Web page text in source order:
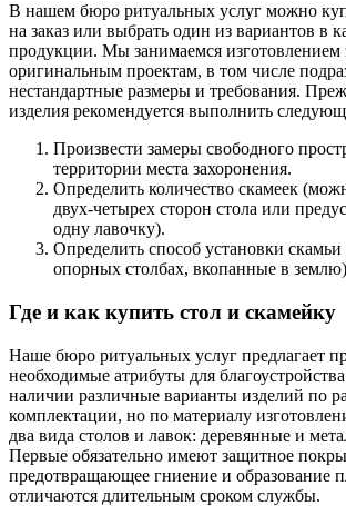
В нашем бюро ритуальных услуг можно
на заказ или выбрать один из вариантов в
продукции. Мы занимаемся изготовлением
оригинальным проектам, в том числе
нестандартные размеры и требования.
изделия рекомендуется выполнить
Произвести замеры свободного
территории места захоронения.
Определить количество скамеек
двух-четырех сторон стола или
одну лавочку).
Определить способ установки скамьи
опорных столбах, вкопанные в
Где и как купить стол и скамейку
Наше бюро ритуальных услуг предлагает
необходимые атрибуты для
наличии различные варианты изделий по
комплектации, но по материалу
два вида столов и лавок: деревянные и
Первые обязательно имеют защитное
предотвращающее гниение и образование
отличаются длительным сроком службы.